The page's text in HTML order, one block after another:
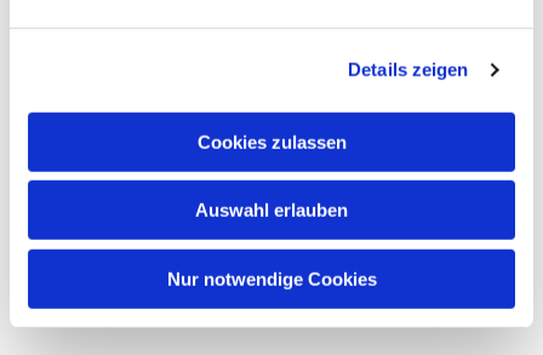
Details zeigen
Cookies zulassen
Auswahl erlauben
Nur notwendige Cookies